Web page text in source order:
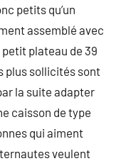
petits qu’un
assemblé avec
plateau de 39
plus sollicités sont
la suite adapter
caisson de type
qui aiment
veulent